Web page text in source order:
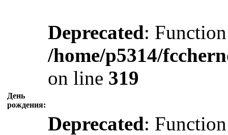
День
рождения:
Deprecated:
/home/p5314/
on line 319
Deprecated: